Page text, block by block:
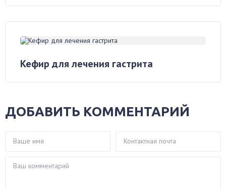
Кефир для лечения гастрита
ДОБАВИТЬ КОММЕНТАРИЙ